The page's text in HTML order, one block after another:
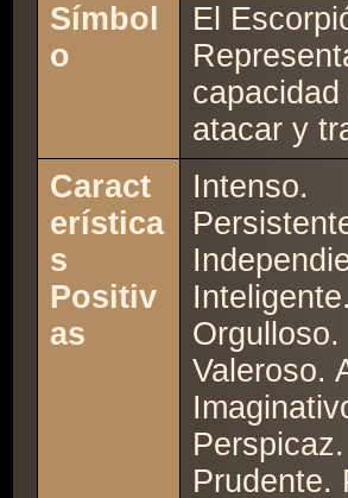
Símbol
o
El
capacidad
atacar y
Caract
erística
s
Positiv
as
Intenso.
Orgulloso.
Valeroso.
Prudente.